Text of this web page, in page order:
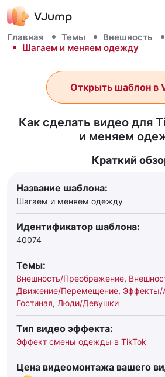
Главная Темы Внешность
Шагаем и меняем одежду
Как сделать видео для
и меняем
Открыть шаблон в
Краткий
Название шаблона:
Шагаем и меняем одежду
Идентификатор шаблона:
40074
Темы:
Внешность/Преображение,
Движение/Перемещение, Эффекты/
Гостиная, Люди/Девушки
Тип видео эффекта:
Эффект смены одежды в TikTok
Цена видеомонтажа вашего